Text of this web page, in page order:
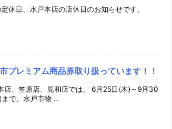
休日、水戸本店の店休日のお知らせです。
プレミアム商品券取り扱っています！！
店、笠原店、見和店では、 6月25日(木)～9月30
まで、水戸市物 ...